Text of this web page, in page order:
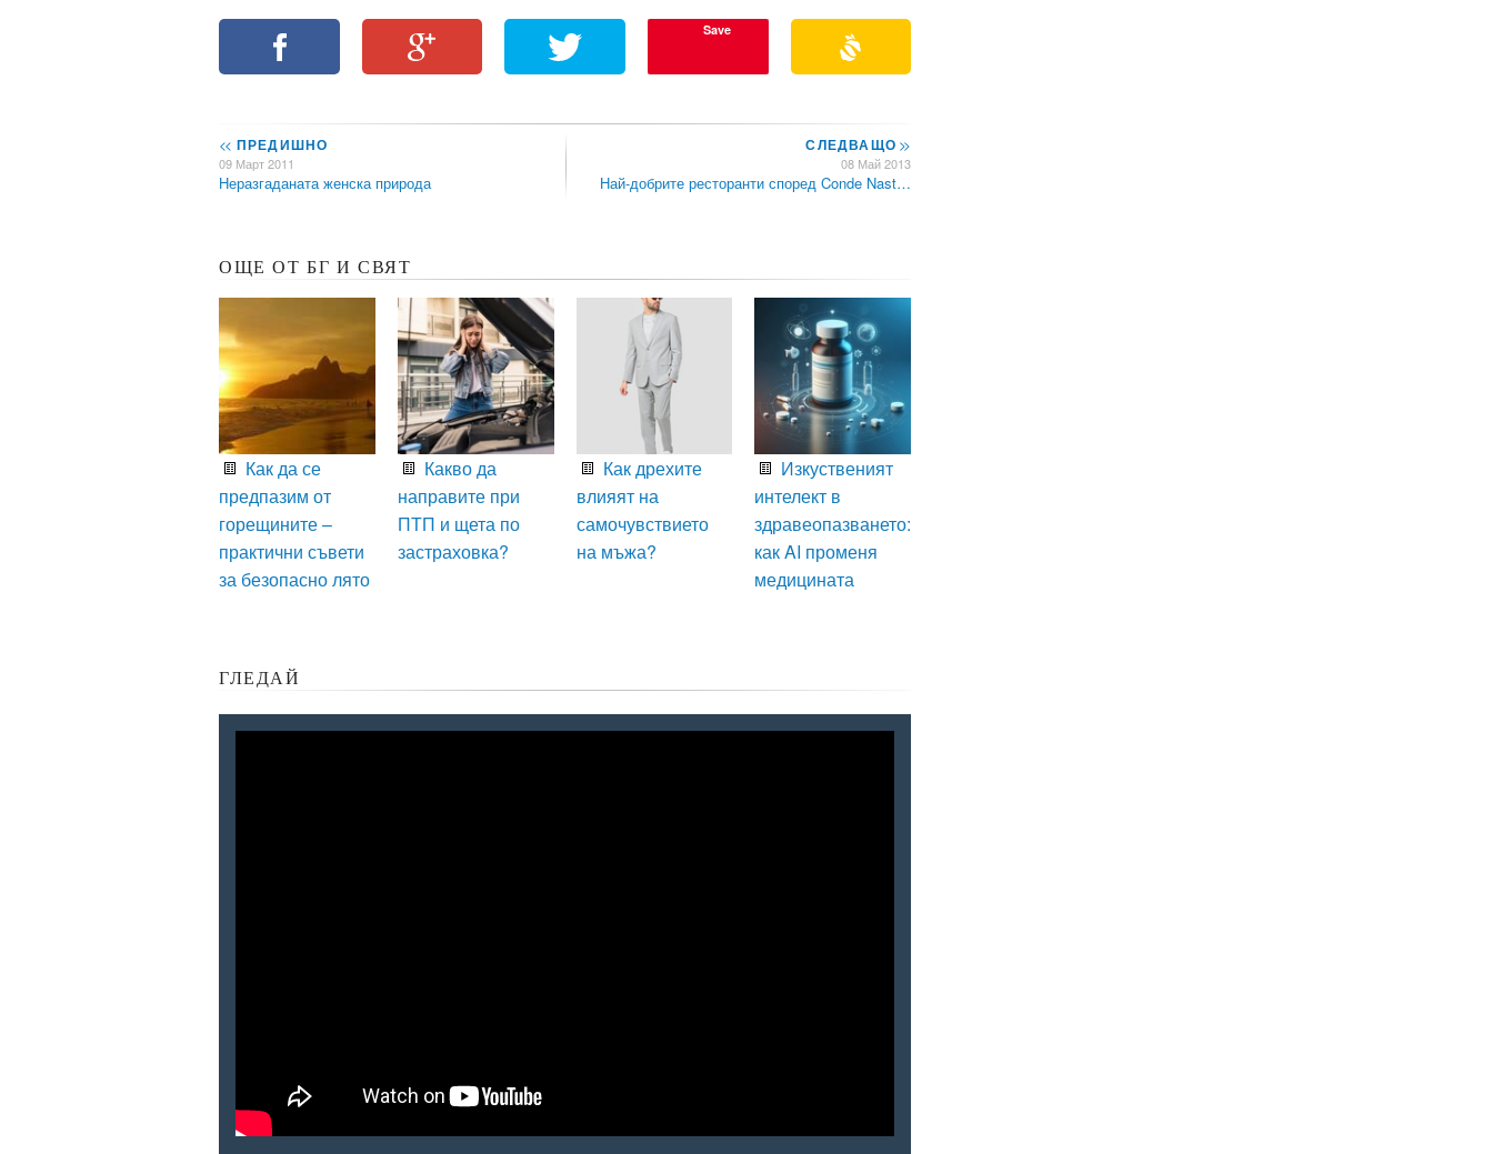
Save
<< ПРЕДИШНО
09 Март 2011
Неразгаданата женска природа
СЛЕДВАЩО>>
08 Май 2013
Най-добрите ресторанти според Conde Nast…
ОЩЕ ОТ БГ И СВЯТ
Как да се
предпазим от
горещините –
практични съвети
за безопасно лято
Какво да
направите при
ПТП и щета по
застраховка?
Как дрехите
влияят на
самочувствието
на мъжа?
Изкуственият
интелект в
здравеопазването:
как AI променя
медицината
ГЛЕДАЙ